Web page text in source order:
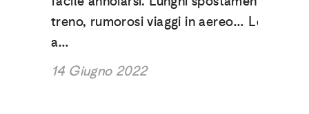
treno, rumorosi viaggi in aereo… Le ore,
a…
14 Giugno 2022